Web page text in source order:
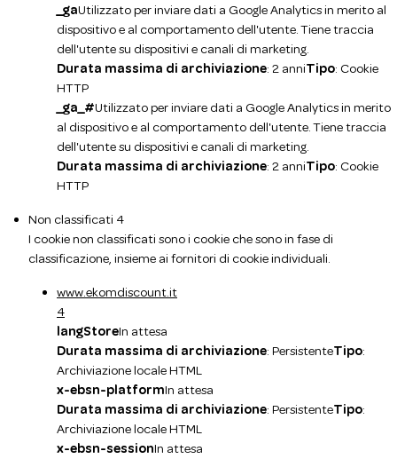
_gaUtilizzato per inviare dati a Google Analytics in merito al
dispositivo e al comportamento dell'utente. Tiene traccia
dell'utente su dispositivi e canali di marketing.
Durata massima di archiviazione: 2 anniTipo: Cookie
HTTP
_ga_#Utilizzato per inviare dati a Google Analytics in merito
al dispositivo e al comportamento dell'utente. Tiene traccia
dell'utente su dispositivi e canali di marketing.
Durata massima di archiviazione: 2 anniTipo: Cookie
HTTP
Non classificati 4
I cookie non classificati sono i cookie che sono in fase di
classificazione, insieme ai fornitori di cookie individuali.
www.ekomdiscount.it
4
langStoreIn attesa
Durata massima di archiviazione: PersistenteTipo:
Archiviazione locale HTML
x-ebsn-platformIn attesa
Durata massima di archiviazione: PersistenteTipo:
Archiviazione locale HTML
x-ebsn-sessionIn attesa